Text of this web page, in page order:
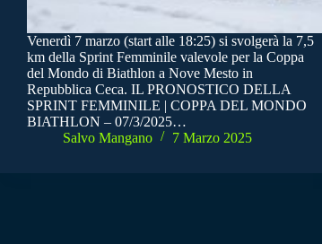
Venerdì 7 marzo (start alle 18:25) si svolgerà la 7,5
km della Sprint Femminile valevole per la Coppa
del Mondo di Biathlon a Nove Mesto in
Repubblica Ceca. IL PRONOSTICO DELLA
SPRINT FEMMINILE | COPPA DEL MONDO
BIATHLON – 07/3/2025…
Salvo Mangano
7 Marzo 2025